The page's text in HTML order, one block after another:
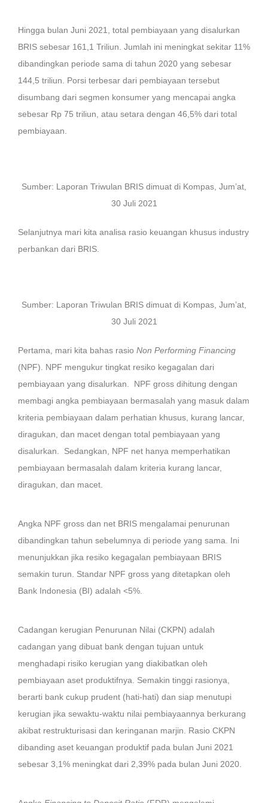
Hingga bulan Juni 2021, total pembiayaan yang disalurkan
BRIS sebesar 161,1 Triliun. Jumlah ini meningkat sekitar 11%
dibandingkan periode sama di tahun 2020 yang sebesar
144,5 triliun. Porsi terbesar dari pembiayaan tersebut
disumbang dari segmen konsumer yang mencapai angka
sebesar Rp 75 triliun, atau setara dengan 46,5% dari total
pembiayaan.
Sumber: Laporan Triwulan BRIS dimuat di Kompas, Jum’at,
30 Juli 2021
Selanjutnya mari kita analisa rasio keuangan khusus industry
perbankan dari BRIS.
Sumber: Laporan Triwulan BRIS dimuat di Kompas, Jum’at,
30 Juli 2021
Pertama, mari kita bahas rasio Non Performing Financing
(NPF). NPF mengukur tingkat resiko kegagalan dari
pembiayaan yang disalurkan. NPF gross dihitung dengan
membagi angka pembiayaan bermasalah yang masuk dalam
kriteria pembiayaan dalam perhatian khusus, kurang lancar,
diragukan, dan macet dengan total pembiayaan yang
disalurkan. Sedangkan, NPF net hanya memperhatikan
pembiayaan bermasalah dalam kriteria kurang lancar,
diragukan, dan macet.
Angka NPF gross dan net BRIS mengalamai penurunan
dibandingkan tahun sebelumnya di periode yang sama. Ini
menunjukkan jika resiko kegagalan pembiayaan BRIS
semakin turun. Standar NPF gross yang ditetapkan oleh
Bank Indonesia (BI) adalah <5%.
Cadangan kerugian Penurunan Nilai (CKPN) adalah
cadangan yang dibuat bank dengan tujuan untuk
menghadapi risiko kerugian yang diakibatkan oleh
pembiayaan aset produktifnya. Semakin tinggi rasionya,
berarti bank cukup prudent (hati-hati) dan siap menutupi
kerugian jika sewaktu-waktu nilai pembiayaannya berkurang
akibat restrukturisasi dan keringanan marjin. Rasio CKPN
dibanding aset keuangan produktif pada bulan Juni 2021
sebesar 3,1% meningkat dari 2,39% pada bulan Juni 2020.